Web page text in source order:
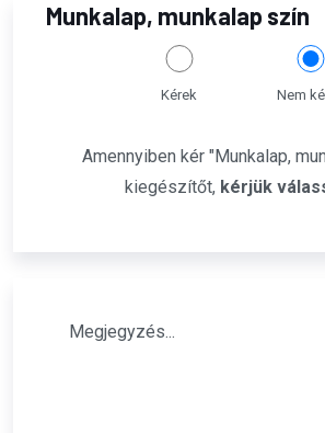
Munkalap, munkalap szín
Kérek Nem
Amennyiben kér "Munkalap,
kiegészítőt, kérjük